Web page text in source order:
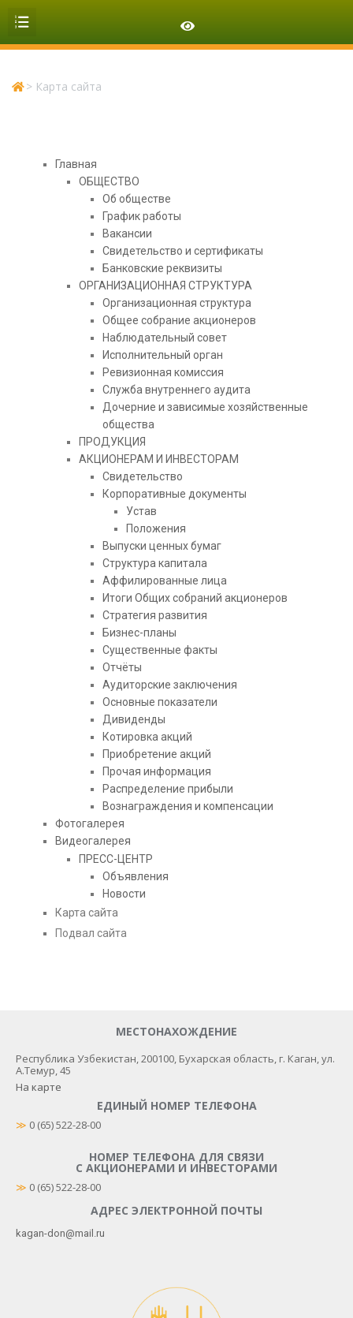
> Карта сайта
Главная
ОБЩЕСТВО
Об обществе
График работы
Вакансии
Свидетельство и сертификаты
Банковские реквизиты
ОРГАНИЗАЦИОННАЯ СТРУКТУРА
Организационная структура
Общее собрание акционеров
Наблюдательный совет
Исполнительный орган
Ревизионная комиссия
Служба внутреннего аудита
Дочерние и зависимые хозяйственные
общества
ПРОДУКЦИЯ
АКЦИОНЕРАМ И ИНВЕСТОРАМ
Свидетельство
Корпоративные документы
Устав
Положения
Выпуски ценных бумаг
Структура капитала
Аффилированные лица
Итоги Общих собраний акционеров
Стратегия развития
Бизнес-планы
Существенные факты
Отчёты
Аудиторские заключения
Основные показатели
Дивиденды
Котировка акций
Приобретение акций
Прочая информация
Распределение прибыли
Вознаграждения и компенсации
Фотогалерея
Видеогалерея
ПРЕСС-ЦЕНТР
Объявления
Новости
Карта сайта
Подвал сайта
МЕСТОНАХОЖДЕНИЕ
Республика Узбекистан, 200100​, Бухарская область, г. Каган, ул.
А.Темур, 45
На карте
ЕДИНЫЙ НОМЕР ТЕЛЕФОНА
≫ 0 (65) 522-28-00
НОМЕР ТЕЛЕФОНА ДЛЯ СВЯЗИ
С АКЦИОНЕРАМИ И ИНВЕСТОРАМИ
≫ 0 (65) 522-28-00
АДРЕС ЭЛЕКТРОННОЙ ПОЧТЫ
kagan-don@mail.ru